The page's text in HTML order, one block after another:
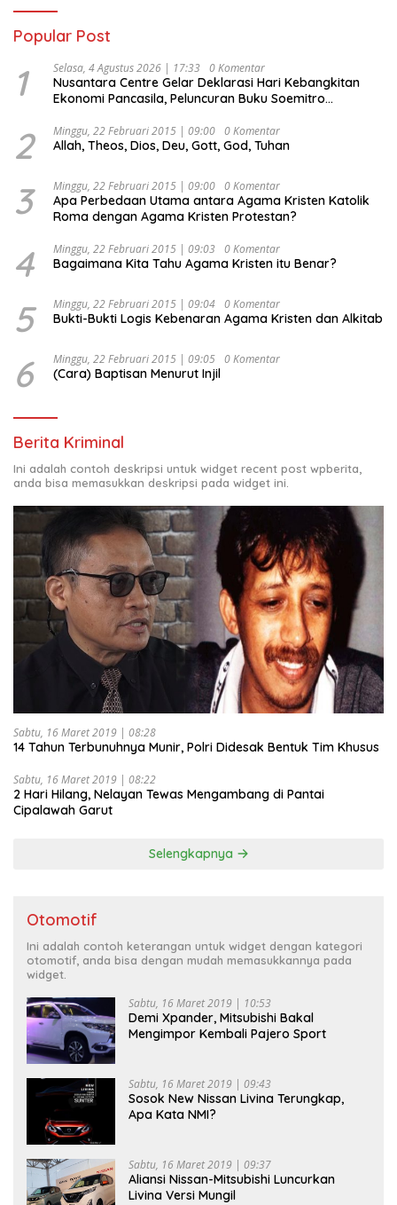
Popular Post
1 Selasa, 4 Agustus 2026 | 17:33 0 Komentar
Nusantara Centre Gelar Deklarasi Hari Kebangkitan
Ekonomi Pancasila, Peluncuran Buku Soemitro
Ekonomi Politik Indonesia) & Simposium Nasional
“Urgensi Undang-Undang Perekonomian Nasional dan
Indonesia Emas 2045”,
2 Minggu, 22 Februari 2015 | 09:00 0 Komentar
Allah, Theos, Dios, Deu, Gott, God, Tuhan
3 Minggu, 22 Februari 2015 | 09:00 0 Komentar
Apa Perbedaan Utama antara Agama Kristen Katolik
Roma dengan Agama Kristen Protestan?
4 Minggu, 22 Februari 2015 | 09:03 0 Komentar
Bagaimana Kita Tahu Agama Kristen itu Benar?
5 Minggu, 22 Februari 2015 | 09:04 0 Komentar
Bukti-Bukti Logis Kebenaran Agama Kristen dan Alkitab
6 Minggu, 22 Februari 2015 | 09:05 0 Komentar
(Cara) Baptisan Menurut Injil
Berita Kriminal
Ini adalah contoh deskripsi untuk widget recent post wpberita,
anda bisa memasukkan deskripsi pada widget ini.
Sabtu, 16 Maret 2019 | 08:28
14 Tahun Terbunuhnya Munir, Polri Didesak Bentuk Tim Khusus
Sabtu, 16 Maret 2019 | 08:22
2 Hari Hilang, Nelayan Tewas Mengambang di Pantai
Cipalawah Garut
Selengkapnya
Otomotif
Ini adalah contoh keterangan untuk widget dengan kategori
otomotif, anda bisa dengan mudah memasukkannya pada
widget.
Sabtu, 16 Maret 2019 | 10:53
Demi Xpander, Mitsubishi Bakal
Mengimpor Kembali Pajero Sport
Sabtu, 16 Maret 2019 | 09:43
Sosok New Nissan Livina Terungkap,
Apa Kata NMI?
Sabtu, 16 Maret 2019 | 09:37
Aliansi Nissan-Mitsubishi Luncurkan
Livina Versi Mungil